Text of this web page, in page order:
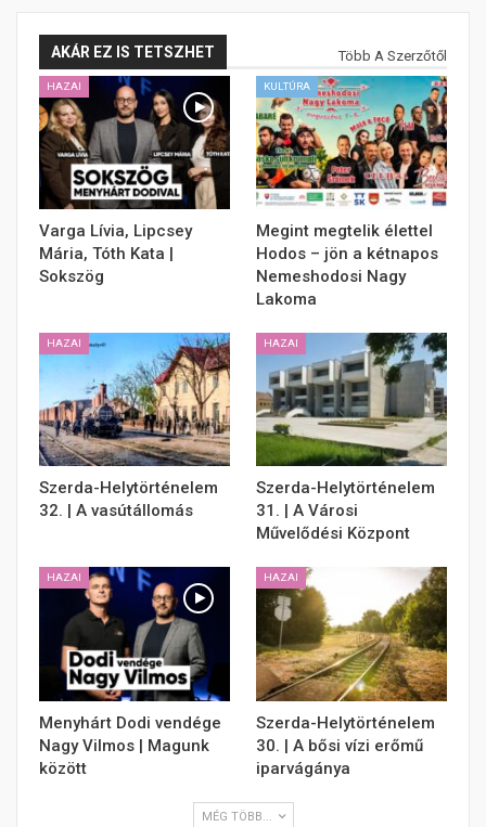
AKÁR EZ IS TETSZHET Több A Szerzőtől
HAZAI
Varga Lívia, Lipcsey
Mária, Tóth Kata |
Sokszög
KULTÚRA
Megint megtelik élettel
Hodos – jön a kétnapos
Nemeshodosi Nagy
Lakoma
HAZAI
Szerda-Helytörténelem
32. | A vasútállomás
HAZAI
Szerda-Helytörténelem
31. | A Városi
Művelődési Központ
HAZAI
Menyhárt Dodi vendége
Nagy Vilmos | Magunk
között
HAZAI
Szerda-Helytörténelem
30. | A bősi vízi erőmű
iparvágánya
MÉG TÖBB...